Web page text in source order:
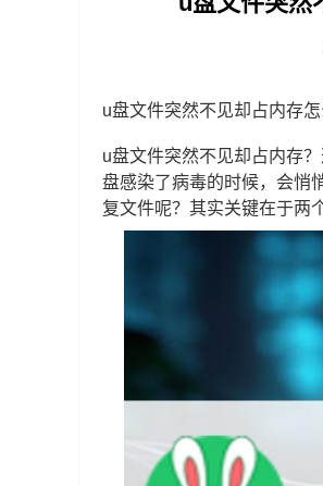
u盘文件突然不见却占内存怎
u盘文件突然不见却占内存
盘感染了病毒的时候，会悄
复文件呢？其实关键在于两